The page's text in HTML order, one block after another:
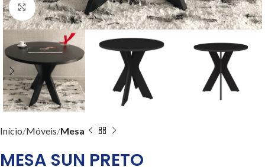
Clique para ampliar
Início Móveis Mesa
MESA SUN PRETO